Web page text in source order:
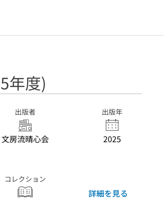
年度)
出版者
文房流晴心会
出版年
2025
コレクション
詳細を見る